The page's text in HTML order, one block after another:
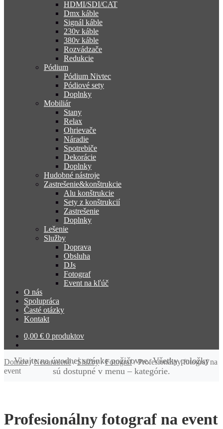
HDMI/SDI/CAT
Dmx káble
Signál káble
230v káble
380v káble
Rozvádzače
Redukcie
Pódium
Pódium Nivtec
Pódiové sety
Doplnky
Mobiliár
Stany
Relax
Ohrievače
Náradie
Spotrebiče
Dekorácie
Doplnky
Hudobné nástroje
Zastrešenie&konštrukcie
Alu konštrukcie
Sety z konštrukcií
Zastrešenie
Doplnky
Lešenie
Služby
Doprava
Obsluha
DJs
Fotograf
Event na kľúč
O nás
Spolupráca
Časté otázky
Kontakt
0,00 € 0 produktov
Domov/Nezaradené/Služby/Fotograf/Profesionálny fotograf na
event
Vitajte na úvodnej stránke požičovne. Všetky položky
sú dostupné v menu – kategórie.
Profesionálny fotograf na event